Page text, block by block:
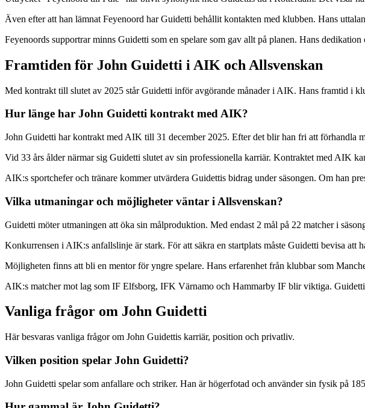
Även efter att han lämnat Feyenoord har Guidetti behållit kontakten med klubben. Hans
Feyenoords supportrar minns Guidetti som en spelare som gav allt på planen. Hans
Framtiden för John Guidetti i AIK och Allsvenskan
Med kontrakt till slutet av 2025 står Guidetti inför avgörande månader i AIK. Hans framtid i
Hur länge har John Guidetti kontrakt med AIK?
John Guidetti har kontrakt med AIK till 31 december 2025. Efter det blir han fri att förhandla
Vid 33 års ålder närmar sig Guidetti slutet av sin professionella karriär. Kontraktet med AIK
AIK:s sportchefer och tränare kommer utvärdera Guidettis bidrag under säsongen. Om han
Vilka utmaningar och möjligheter väntar i Allsvenskan?
Guidetti möter utmaningen att öka sin målproduktion. Med endast 2 mål på 22 matcher i
Konkurrensen i AIK:s anfallslinje är stark. För att säkra en startplats måste Guidetti bevisa att
Möjligheten finns att bli en mentor för yngre spelare. Hans erfarenhet från klubbar som
AIK:s matcher mot lag som IF Elfsborg, IFK Värnamo och Hammarby IF blir viktiga.
Vanliga frågor om John Guidetti
Här besvaras vanliga frågor om John Guidettis karriär, position och privatliv.
Vilken position spelar John Guidetti?
John Guidetti spelar som anfallare och striker. Han är högerfotad och använder sin fysik på